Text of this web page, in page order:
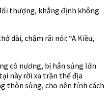
thượng, khẳng định không
dài, chậm rãi nói: “A Kiều,
có nương, bị hắn sủng lớn
này rời xa trần thế địa
thôn sủng, cho nên tính cách